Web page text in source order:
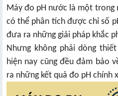
Máy đo pH nước là một trong
có thể phân tích được chỉ số
đưa ra những giải pháp khắc
Nhưng không phải dòng
hiện nay cũng đều đảm bảo
ra những kết quả đo pH chính